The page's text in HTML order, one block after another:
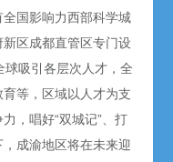
国影响力西部科学城
区成都直管区专门设
吸引各层次人才，全
等，区域以人才为支
，唱好“双城记”、打
成渝地区将在未来迎